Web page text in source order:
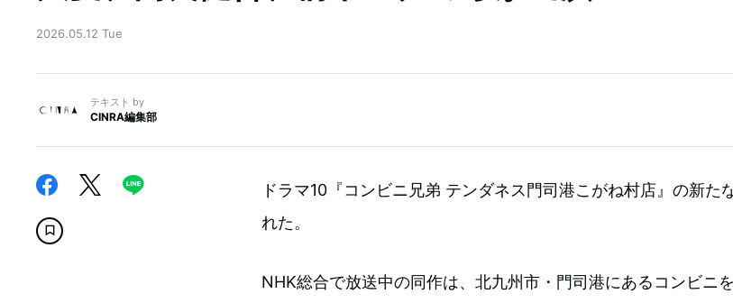
2026.05.12 Tue
テキスト by
CINRA編集部
ドラマ10『コンビニ兄弟 テンダネス門司港こがね村店』の新た
れた。
NHK総合で放送中の同作は、北九州市・門司港にあるコンビニ